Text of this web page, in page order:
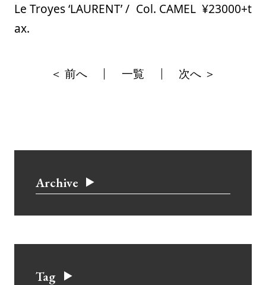
Le Troyes ‘LAURENT’ / Col. CAMEL ¥23000+t
ax.
＜ 前へ 一覧 次へ ＞
Archive
Tag